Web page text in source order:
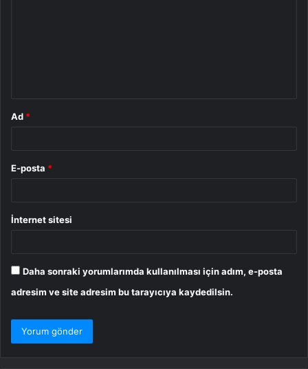
Ad *
E-posta *
İnternet sitesi
Daha sonraki yorumlarımda kullanılması için adım, e-posta
adresim ve site adresim bu tarayıcıya kaydedilsin.